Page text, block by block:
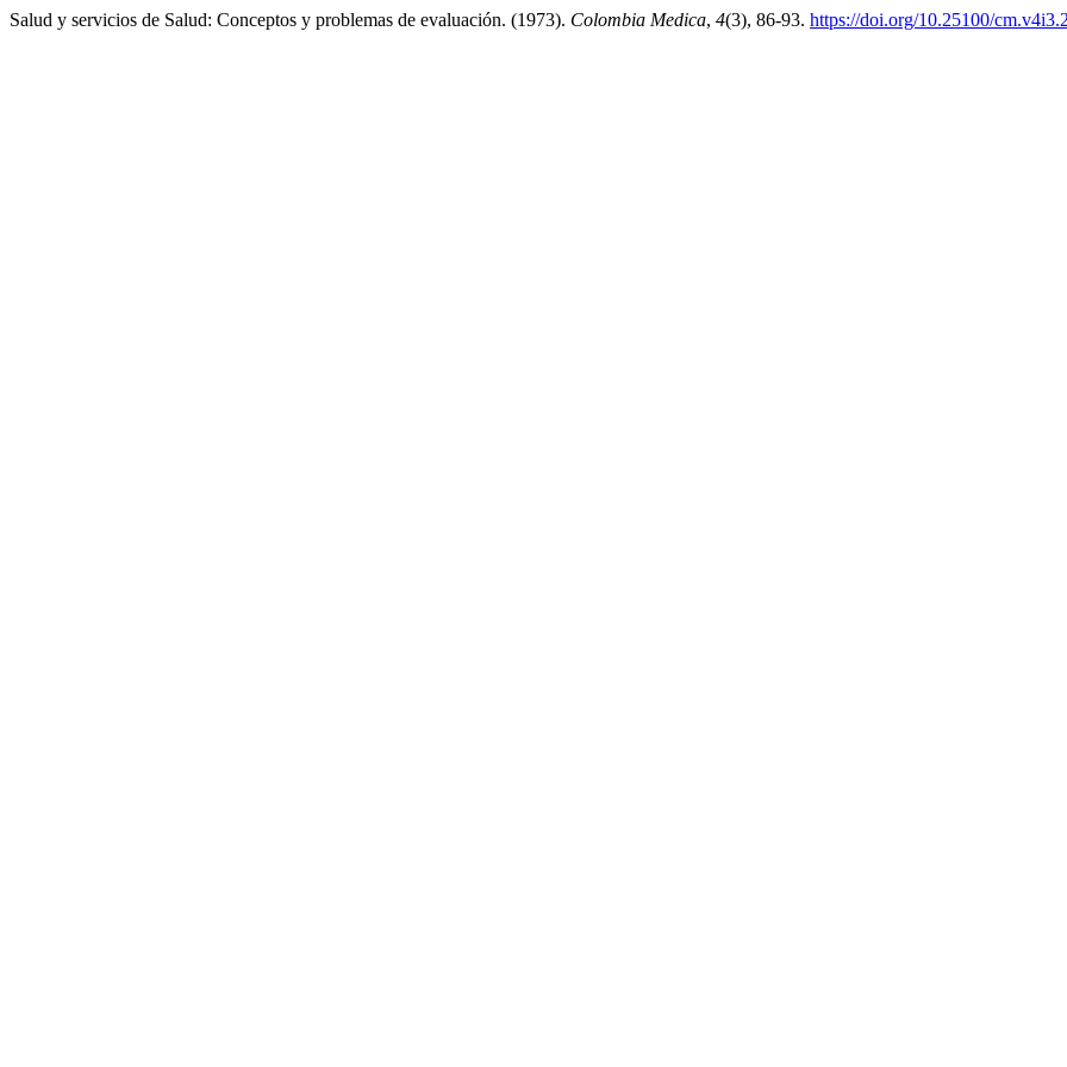
Salud y servicios de Salud: Conceptos y problemas de evaluación. (1973). Colombia Medica, 4(3), 86-93. https://doi.org/10.25100/